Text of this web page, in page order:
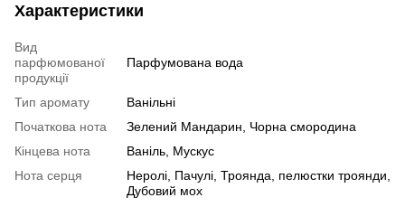
Характеристики
Вид
парфюмованої
продукції
Парфумована вода
Тип аромату
Ванільні
Початкова нота
Зелений Мандарин, Чорна смородина
Кінцева нота
Ваніль, Мускус
Нота серця
Неролі, Пачулі, Троянда, пелюстки троянди,
Дубовий мох